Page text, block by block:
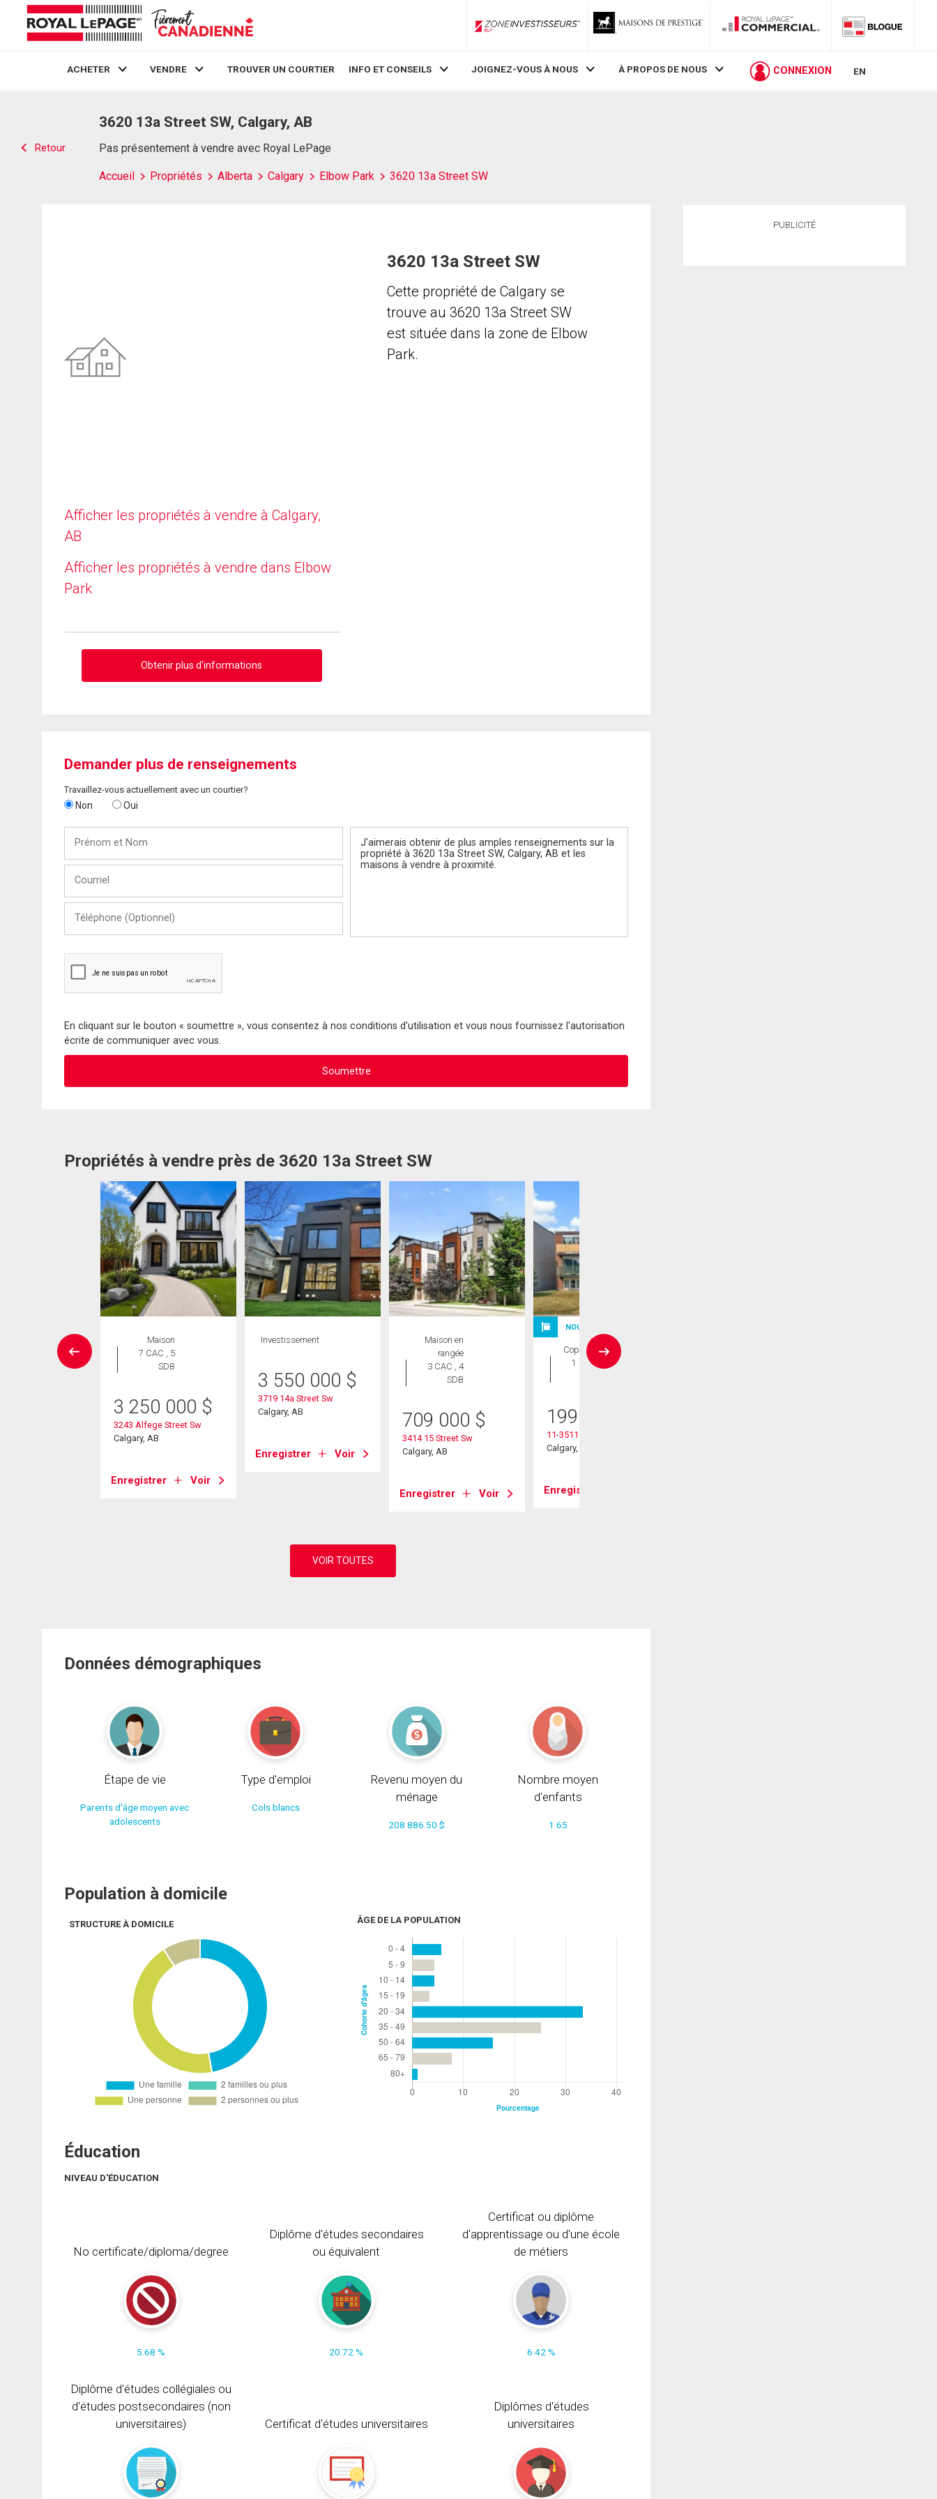
ZoneInvestisseurs RLP
ACHETER VENDRE TROUVER UN COURTIER INFO ET CONSEILS JOIGNEZ-VOUS À NOUS À PROPOS DE NOUS CONNEXION EN
Retour
3620 13a Street SW, Calgary, AB
Pas présentement à vendre avec Royal LePage
Accueil Propriétés Alberta Calgary Elbow Park 3620 13a Street SW
Afficher les propriétés à vendre à Calgary,
AB
Afficher les propriétés à vendre dans Elbow
Park
Obtenir plus d'informations
3620 13a Street SW
Cette propriété de Calgary se
trouve au 3620 13a Street SW
est située dans la zone de Elbow
Park.
Demander plus de renseignements
Travaillez-vous actuellement avec un courtier?
Non Oui
Nom
(Optionnel)
En cliquant sur le bouton « soumettre », vous consentez à nos conditions d'utilisation et vous nous fournissez l'autorisation
écrite de communiquer avec vous.
Propriétés à vendre près de 3620 13a Street SW
Maison
7 CAC , 5
SDB
3 250 000 $
3243 Alfege Street Sw
Calgary, AB
Enregistrer Voir
Investissement
3 550 000 $
3719 14a Street Sw
Calgary, AB
Enregistrer Voir
Maison en
rangée
3 CAC , 4
SDB
709 000 $
3414 15 Street Sw
Calgary, AB
Enregistrer Voir
NOUVELLE INSCRIPTION
Copropriété
1 CAC , 1
199 900
11-3511 15 Street Sw
Calgary, AB
Enregistrer
Données démographiques
Étape de vie
Parents d'âge moyen avec
adolescents
Type d'emploi
Cols blancs
Revenu moyen du
ménage
208 886.50 $
Nombre moyen
d'enfants
1.65
Population à domicile
STRUCTURE À DOMICILE ÂGE DE LA POPULATION
Éducation
NIVEAU D'ÉDUCATION
No certificate/diploma/degree
5.68 %
Diplôme d'études secondaires
ou équivalent
20.72 %
Certificat ou diplôme
d'apprentissage ou d'une école
de métiers
6.42 %
Diplôme d'études collégiales ou
d'études postsecondaires (non
universitaires)
Certificat d'études universitaires
Diplômes d'études
universitaires
PUBLICITÉ